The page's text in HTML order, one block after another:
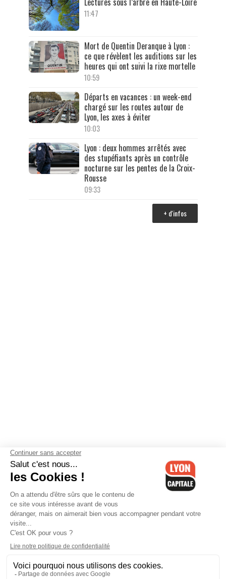
11:47
Mort de Quentin Deranque à Lyon :
ce que révèlent les auditions sur les
heures qui ont suivi la rixe mortelle
10:59
Départs en vacances : un week-end
chargé sur les routes autour de
Lyon, les axes à éviter
10:03
Lyon : deux hommes arrêtés avec
des stupéfiants après un contrôle
nocturne sur les pentes de la Croix-
Rousse
09:33
+ d'infos
Contactez-nous-Mentions légales-CGV-Politique de